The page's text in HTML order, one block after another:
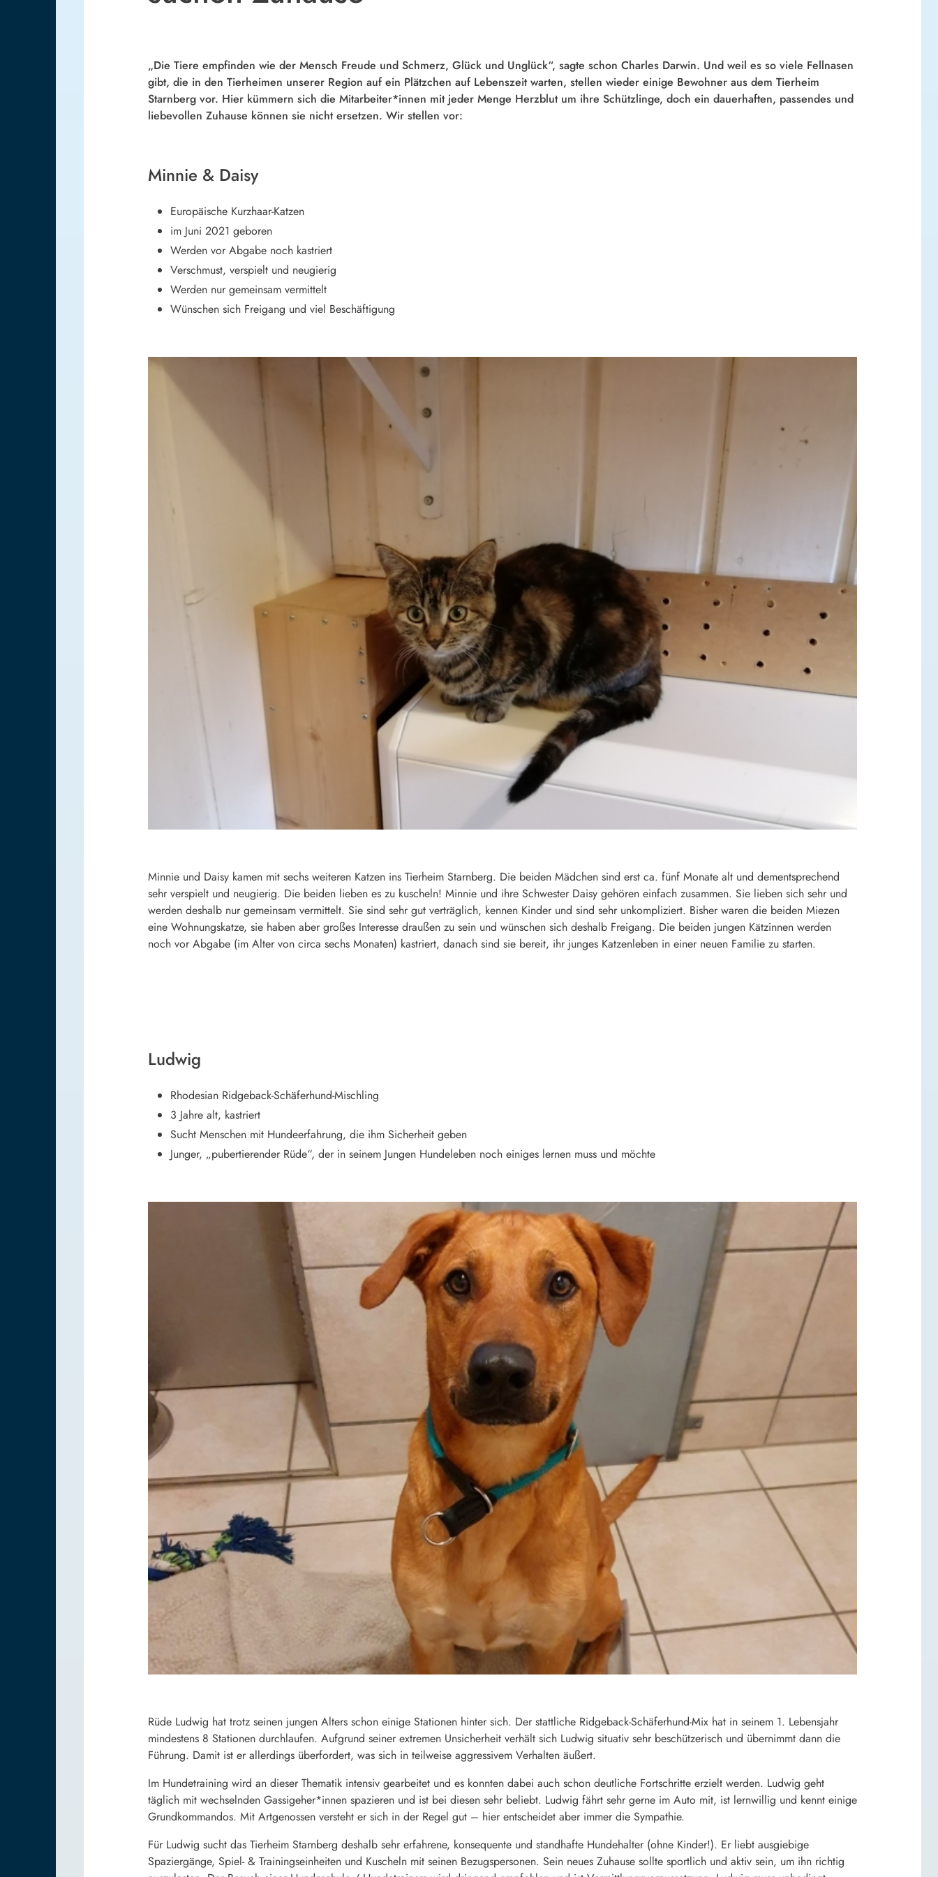
„Die Tiere empfinden wie der Mensch Freude und Schmerz, Glück und Unglück“, sagte schon Charles Darwin. Und weil es so viele Fellnasen
gibt, die in den Tierheimen unserer Region auf ein Plätzchen auf Lebenszeit warten, stellen wieder einige Bewohner aus dem Tierheim
Starnberg vor. Hier kümmern sich die Mitarbeiter*innen mit jeder Menge Herzblut um ihre Schützlinge, doch ein dauerhaften, passendes und
liebevollen Zuhause können sie nicht ersetzen. Wir stellen vor:
Minnie & Daisy
Europäische Kurzhaar-Katzen
im Juni 2021 geboren
Werden vor Abgabe noch kastriert
Verschmust, verspielt und neugierig
Werden nur gemeinsam vermittelt
Wünschen sich Freigang und viel Beschäftigung
Minnie und Daisy kamen mit sechs weiteren Katzen ins Tierheim Starnberg. Die beiden Mädchen sind erst ca. fünf Monate alt und dementsprechend
sehr verspielt und neugierig. Die beiden lieben es zu kuscheln! Minnie und ihre Schwester Daisy gehören einfach zusammen. Sie lieben sich sehr und
werden deshalb nur gemeinsam vermittelt. Sie sind sehr gut verträglich, kennen Kinder und sind sehr unkompliziert. Bisher waren die beiden Miezen
eine Wohnungskatze, sie haben aber großes Interesse draußen zu sein und wünschen sich deshalb Freigang. Die beiden jungen Kätzinnen werden
noch vor Abgabe (im Alter von circa sechs Monaten) kastriert, danach sind sie bereit, ihr junges Katzenleben in einer neuen Familie zu starten.
Ludwig
Rhodesian Ridgeback-Schäferhund-Mischling
3 Jahre alt, kastriert
Sucht Menschen mit Hundeerfahrung, die ihm Sicherheit geben
Junger, „pubertierender Rüde“, der in seinem Jungen Hundeleben noch einiges lernen muss und möchte
Rüde Ludwig hat trotz seinen jungen Alters schon einige Stationen hinter sich. Der stattliche Ridgeback-Schäferhund-Mix hat in seinem 1. Lebensjahr
mindestens 8 Stationen durchlaufen. Aufgrund seiner extremen Unsicherheit verhält sich Ludwig situativ sehr beschützerisch und übernimmt dann die
Führung. Damit ist er allerdings überfordert, was sich in teilweise aggressivem Verhalten äußert.
Im Hundetraining wird an dieser Thematik intensiv gearbeitet und es konnten dabei auch schon deutliche Fortschritte erzielt werden. Ludwig geht
täglich mit wechselnden Gassigeher*innen spazieren und ist bei diesen sehr beliebt. Ludwig fährt sehr gerne im Auto mit, ist lernwillig und kennt einige
Grundkommandos. Mit Artgenossen versteht er sich in der Regel gut – hier entscheidet aber immer die Sympathie.
Für Ludwig sucht das Tierheim Starnberg deshalb sehr erfahrene, konsequente und standhafte Hundehalter (ohne Kinder!). Er liebt ausgiebige
Spaziergänge, Spiel- & Trainingseinheiten und Kuscheln mit seinen Bezugspersonen. Sein neues Zuhause sollte sportlich und aktiv sein, um ihn richtig